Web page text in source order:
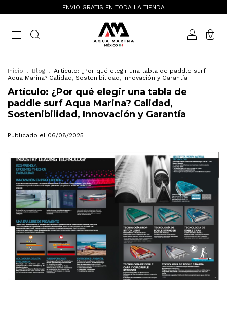
ENVIO GRATIS EN TODA LA TIENDA
0
Inicio . Blog . Artículo: ¿Por qué elegir una tabla de paddle surf
Aqua Marina? Calidad, Sostenibilidad, Innovación y Garantía
Artículo: ¿Por qué elegir una tabla de
paddle surf Aqua Marina? Calidad,
Sostenibilidad, Innovación y Garantía
Publicado el 06/08/2025